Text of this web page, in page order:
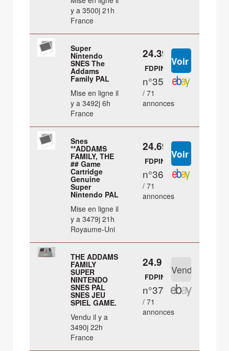
y a 3500j 21h
France
Super
Nintendo
SNES The
Addams
Family PAL
Mise en ligne il
y a 3492j 6h
France
24.39 €
FDPIN
n°35
/ 71
annonces
Snes
**ADDAMS
FAMILY, THE
## Game
Cartridge
Genuine
Super
Nintendo PAL
Mise en ligne il
y a 3479j 21h
Royaume-Uni
24.69 €
FDPIN
n°36
/ 71
annonces
THE ADDAMS
FAMILY
SUPER
NINTENDO
SNES PAL
SNES JEU
SPIEL GAME.
Vendu il y a
3490j 22h
France
24.9 €
FDPIN
n°37
/ 71
annonces